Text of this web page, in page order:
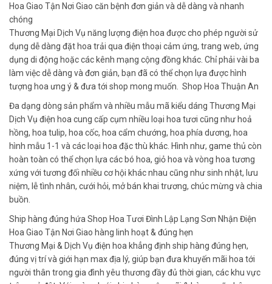
Hoa Giao Tận Nơi Giao căn bệnh đơn giản và dễ dàng và nhanh
chóng
Thương Mại Dịch Vụ năng lượng điện hoa được cho phép người sử
dụng dễ dàng đặt hoa trải qua điện thoại cảm ứng, trang web, ứng
dụng di động hoặc các kênh mạng cộng đồng khác. Chỉ phải vài ba
làm việc dễ dàng và đơn giản, bạn đã có thể chọn lựa được hình
tượng hoa ưng ý & đưa tới shop mong muốn. Shop Hoa Thuận An
Đa dạng dòng sản phẩm và nhiều mẫu mã kiểu dáng Thương Mại
Dịch Vụ điện hoa cung cấp cụm nhiều loại hoa tươi cũng như hoả
hồng, hoa tulip, hoa cốc, hoa cẩm chướng, hoa phía dương, hoa
hình mẫu 1-1 và các loại hoa đặc thù khác. Hình như, game thủ còn
hoàn toàn có thể chọn lựa các bó hoa, giỏ hoa và vòng hoa tương
xứng với tương đối nhiều cơ hội khác nhau cũng như sinh nhật, lưu
niệm, lễ tình nhân, cưới hỏi, mở bán khai trương, chúc mừng và chia
buồn.
Ship hàng đúng hứa Shop Hoa Tươi Đình Lập Lạng Sơn Nhận Điện
Hoa Giao Tận Nơi Giao hàng linh hoạt & đúng hẹn
Thương Mại & Dịch Vụ điện hoa khẳng định ship hàng đúng hẹn,
đúng vị trí và giới hạn max địa lý, giúp bạn đưa khuyến mãi hoa tới
người thân trong gia đình yêu thương đầy đủ thời gian, các khu vực